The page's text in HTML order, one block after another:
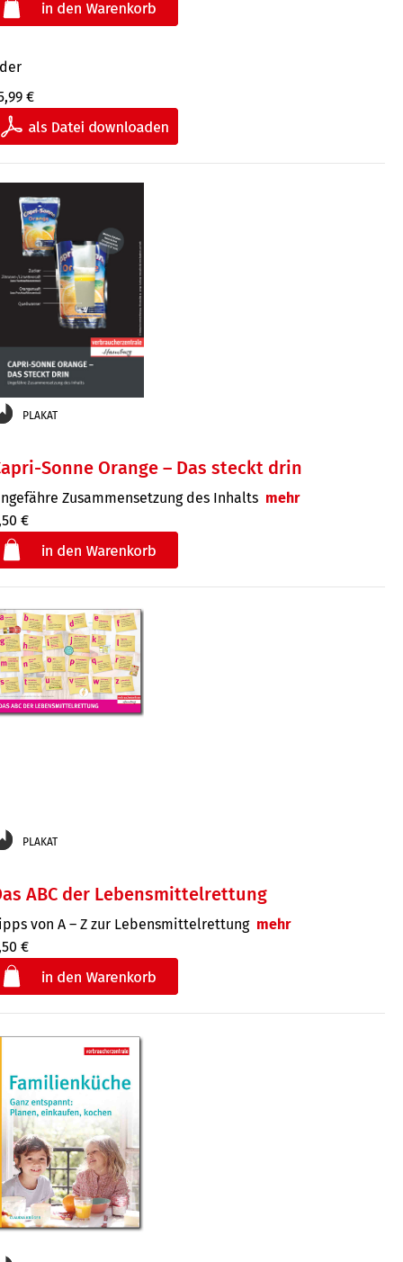
€
PLAKAT
Sonne Orange – Das steckt drin
Zu­sammen­setzung des Inhalts mehr
€
PLAKAT
ABC der Lebensmittelrettung
von A – Z zur Lebensmittelrettung mehr
€